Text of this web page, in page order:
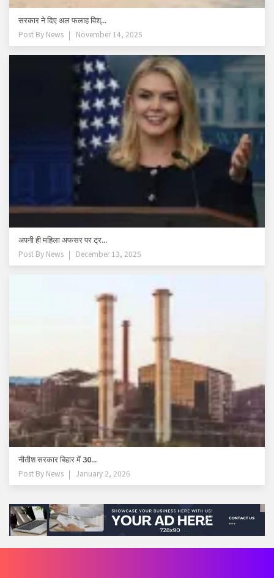
सरकार ने दिए अल फलाह विश्...
Post By News November 14, 2025
अपनी ही महिला अफसर पर ट्र...
Post By News December 13, 2025
नीतीश सरकार बिहार में 30...
Post By News January 2, 2026